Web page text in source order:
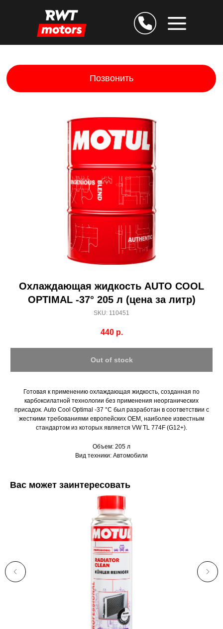
Дарим скидку 25% за
подтверждение E-mail
Остаёмся на связи
Получить скидку
Позвонить
Охлаждающая жидкость AUTO COOL
OPTIMAL -37° 205 л (цена за литр)
SKU: 110451
440 р.
Out of stock
Готовая к применению охлаждающая жидкость, созданная по
карбоксилатной технологии без применения неорганических
присадок. Auto Cool Optimal -37 °C был разработан в соответствии c
жесткими требованиями европейских OEM, наиболее известным
стандартом из которых являетcя VW TL 774F (G12+).
Объем: 205 л
Вид техники: Автомобили
Вас может заинтересовать